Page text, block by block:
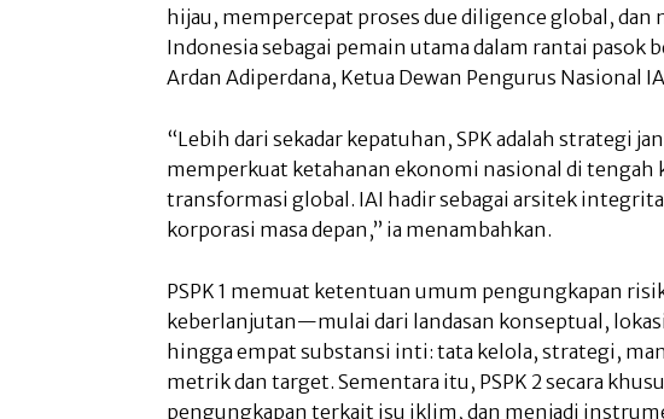
hijau, mempercepat proses due diligence global, dan
Indonesia sebagai pemain utama dalam rantai pasok
Ardan Adiperdana, Ketua Dewan Pengurus Nasional
“Lebih dari sekadar kepatuhan, SPK adalah strategi
memperkuat ketahanan ekonomi nasional di tengah
transformasi global. IAI hadir sebagai arsitek
korporasi masa depan,” ia menambahkan.
PSPK 1 memuat ketentuan umum pengungkapan
keberlanjutan—mulai dari landasan konseptual,
hingga empat substansi inti: tata kelola, strategi,
metrik dan target. Sementara itu, PSPK 2 secara
pengungkapan terkait isu iklim, dan menjadi